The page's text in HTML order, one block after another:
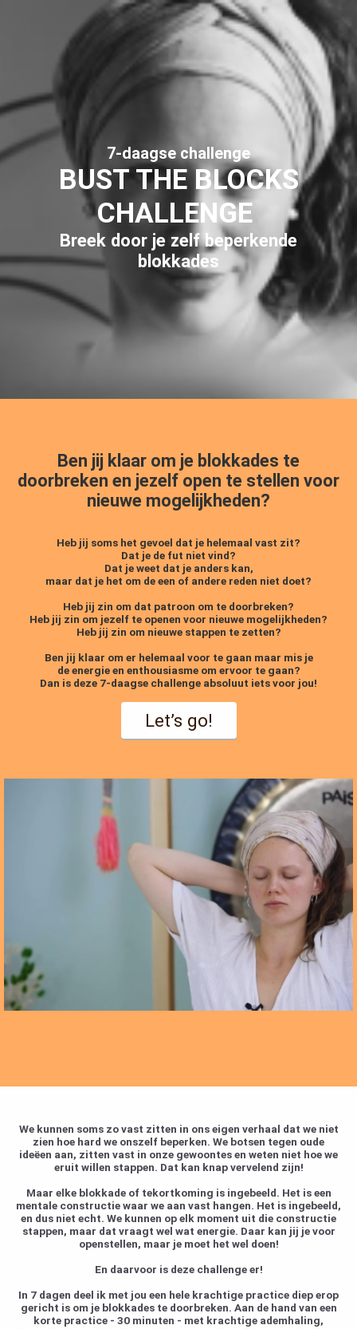
7-daagse challenge
BUST THE BLOCKS
CHALLENGE
Breek door je zelf beperkende
blokkades
Ben jij klaar om je blokkades te
doorbreken en jezelf open te stellen voor
nieuwe mogelijkheden?
Heb jij soms het gevoel dat je helemaal vast zit?
Dat je de fut niet vind?
Dat je weet dat je anders kan,
maar dat je het om de een of andere reden niet doet?
Heb jij zin om dat patroon om te doorbreken?
Heb jij zin om jezelf te openen voor nieuwe mogelijkheden?
Heb jij zin om nieuwe stappen te zetten?
Ben jij klaar om er helemaal voor te gaan maar mis je
de energie en enthousiasme om ervoor te gaan?
Dan is deze 7-daagse challenge absoluut iets voor jou!
Let’s go!
We kunnen soms zo vast zitten in ons eigen verhaal dat we niet
zien hoe hard we onszelf beperken. We botsen tegen oude
ideëen aan, zitten vast in onze gewoontes en weten niet hoe we
eruit willen stappen. Dat kan knap vervelend zijn!
Maar elke blokkade of tekortkoming is ingebeeld. Het is een
mentale constructie waar we aan vast hangen. Het is ingebeeld,
en dus niet echt. We kunnen op elk moment uit die constructie
stappen, maar dat vraagt wel wat energie. Daar kan jij je voor
openstellen, maar je moet het wel doen!
En daarvoor is deze challenge er!
In 7 dagen deel ik met jou een hele krachtige practice diep erop
gericht is om je blokkades te doorbreken. Aan de hand van een
korte practice - 30 minuten - met krachtige ademhaling,